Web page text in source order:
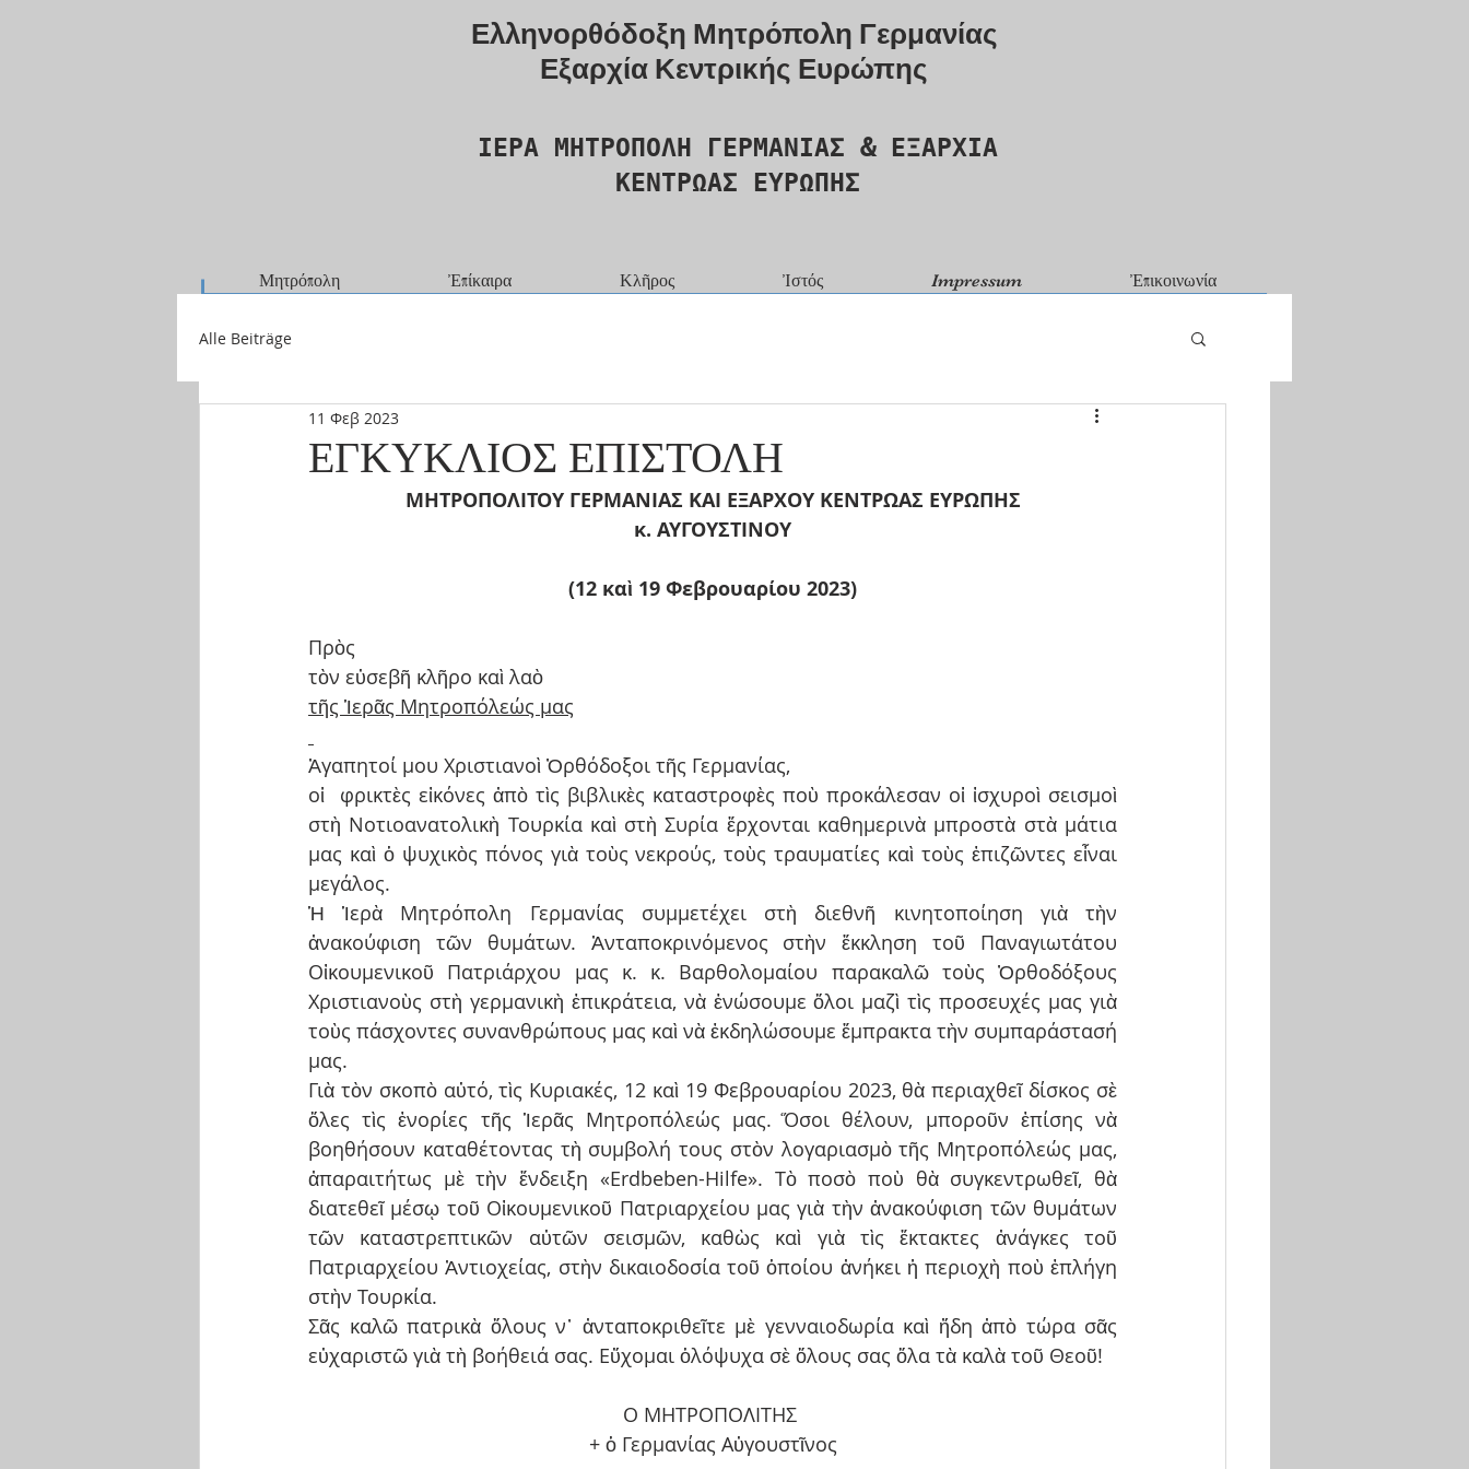
Ελληνορθόδοξη Μητρόπολη Γερμανίας
Εξαρχία Κεντρικής Ευρώπης
ΙΕΡΑ ΜΗΤΡΟΠΟΛΗ ΓΕΡΜΑΝΙΑΣ & ΕΞΑΡΧΙΑ
ΚΕΝΤΡΩΑΣ ΕΥΡΩΠΗΣ
Μητρόπολη Ἐπίκαιρα Κλῆρος Ἰστός Impressum Ἐπικοινωνία
Alle Beiträge
ΕΓΚΥΚΛΙΟΣ ΕΠΙΣΤΟΛΗ
11 Φεβ 2023
ΜΗΤΡΟΠΟΛΙΤΟΥ ΓΕΡΜΑΝΙΑΣ ΚΑΙ ΕΞΑΡΧΟΥ ΚΕΝΤΡΩΑΣ ΕΥΡΩΠΗΣ
κ. ΑΥΓΟΥΣΤΙΝΟΥ
(12 καὶ 19 Φεβρουαρίου 2023)
Πρὸς
τὸν εὐσεβῆ κλῆρο καὶ λαὸ
τῆς Ἱερᾶς Μητροπόλεώς μας
Ἀγαπητοί μου Χριστιανοὶ Ὀρθόδοξοι τῆς Γερμανίας,
οἱ  φρικτὲς εἰκόνες ἀπὸ τὶς βιβλικὲς καταστροφὲς ποὺ προκάλεσαν οἱ ἰσχυροὶ σεισμοὶ
στὴ Νοτιοανατολικὴ Τουρκία καὶ στὴ Συρία ἔρχονται καθημερινὰ μπροστὰ στὰ μάτια
μας καὶ ὁ ψυχικὸς πόνος γιὰ τοὺς νεκρούς, τοὺς τραυματίες καὶ τοὺς ἐπιζῶντες εἶναι
μεγάλος.
Ἡ Ἱερὰ Μητρόπολη Γερμανίας συμμετέχει στὴ διεθνῆ κινητοποίηση γιὰ τὴν
ἀνακούφιση τῶν θυμάτων. Ἀνταποκρινόμενος στὴν ἔκκληση τοῦ Παναγιωτάτου
Οἰκουμενικοῦ Πατριάρχου μας κ. κ. Βαρθολομαίου παρακαλῶ τοὺς Ὀρθοδόξους
Χριστιανοὺς στὴ γερμανικὴ ἐπικράτεια, νὰ ἑνώσουμε ὅλοι μαζὶ τὶς προσευχές μας γιὰ
τοὺς πάσχοντες συνανθρώπους μας καὶ νὰ ἐκδηλώσουμε ἔμπρακτα τὴν συμπαράστασή
μας.
Γιὰ τὸν σκοπὸ αὐτό, τὶς Κυριακές, 12 καὶ 19 Φεβρουαρίου 2023, θὰ περιαχθεῖ δίσκος σὲ
ὅλες τὶς ἐνορίες τῆς Ἱερᾶς Μητροπόλεώς μας. Ὅσοι θέλουν, μποροῦν ἐπίσης νὰ
βοηθήσουν καταθέτοντας τὴ συμβολή τους στὸν λογαριασμὸ τῆς Μητροπόλεώς μας,
ἀπαραιτήτως μὲ τὴν ἔνδειξη «Erdbeben-Hilfe». Τὸ ποσὸ ποὺ θὰ συγκεντρωθεῖ, θὰ
διατεθεῖ μέσῳ τοῦ Οἰκουμενικοῦ Πατριαρχείου μας γιὰ τὴν ἀνακούφιση τῶν θυμάτων
τῶν καταστρεπτικῶν αὐτῶν σεισμῶν, καθὼς καὶ γιὰ τὶς ἔκτακτες ἀνάγκες τοῦ
Πατριαρχείου Ἀντιοχείας, στὴν δικαιοδοσία τοῦ ὁποίου ἀνήκει ἡ περιοχὴ ποὺ ἐπλήγη
στὴν Τουρκία.
Σᾶς καλῶ πατρικὰ ὅλους ν᾽ ἀνταποκριθεῖτε μὲ γενναιοδωρία καὶ ἤδη ἀπὸ τώρα σᾶς
εὐχαριστῶ γιὰ τὴ βοήθειά σας. Εὔχομαι ὁλόψυχα σὲ ὅλους σας ὅλα τὰ καλὰ τοῦ Θεοῦ!
Ο ΜΗΤΡΟΠΟΛΙΤΗΣ
+ ὁ Γερμανίας Αὐγουστῖνος